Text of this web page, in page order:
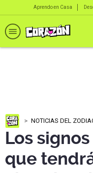
Aprendo en Casa
NOTICIAS DEL
Los
que